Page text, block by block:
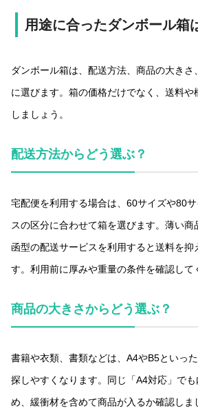
用途に合ったダンボール箱
ダンボール箱は、配送方法、商品の大き
に選びます。箱の価格だけでなく、送料
しましょう。
配送方法からどう選ぶ？
宅配便を利用する場合は、60サイズや80
スの区分に合わせて箱を選びます。薄い
函型の配送サービスを利用すると送料を抑
す。利用前に厚みや重量の条件を確認して
商品の大きさからどう選ぶ？
書籍や衣類、書類などは、A4やB5といっ
探しやすくなります。同じ「A4対応」で
め、緩衝材を含めて商品が入るか確認しま